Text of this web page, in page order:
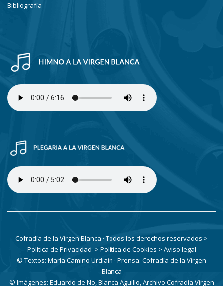
Bibliografía
Cofradía de la Virgen Blanca · Todos los derechos reservados >
Política de Privacidad > Política de Cookies > Aviso legal
© Textos: María Camino Urdiain · Prensa: Cofradía de la Virgen
Blanca
© Imágenes: Eduardo de No, Blanca Aguillo, Archivo Cofradía Virgen